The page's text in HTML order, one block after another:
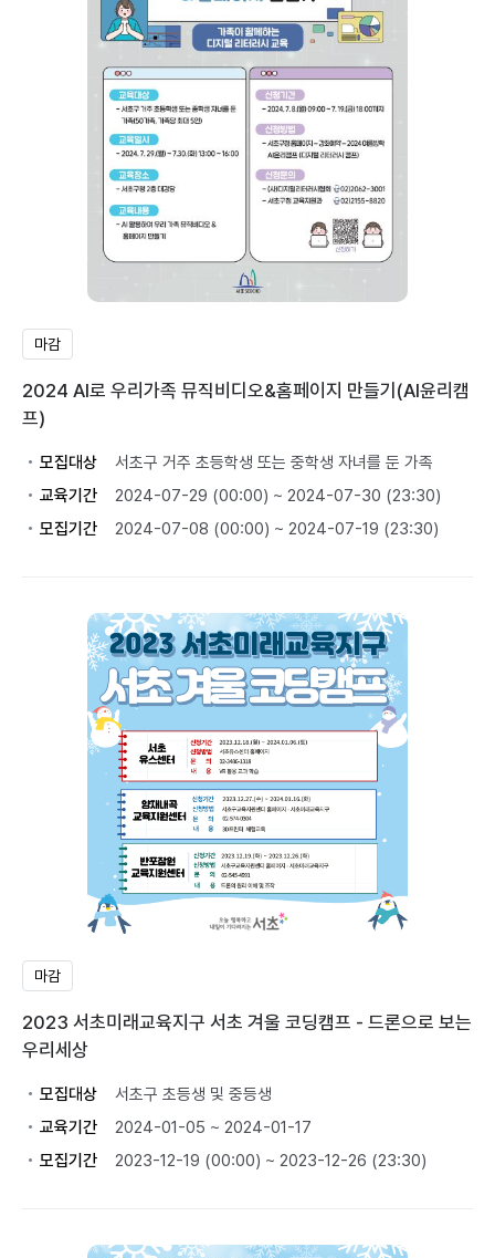
마감
2024 AI로 우리가족 뮤직비디오&홈페이지 만들기(AI윤리캠
프)
모집대상
서초구 거주 초등학생 또는 중학생 자녀를 둔 가족
교육기간
2024-07-29 (00:00) ~ 2024-07-30 (23:30)
모집기간
2024-07-08 (00:00) ~ 2024-07-19 (23:30)
마감
2023 서초미래교육지구 서초 겨울 코딩캠프 - 드론으로 보는
우리세상
모집대상
서초구 초등생 및 중등생
교육기간
2024-01-05 ~ 2024-01-17
모집기간
2023-12-19 (00:00) ~ 2023-12-26 (23:30)